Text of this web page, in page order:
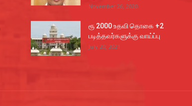
November 26, 2020
ரூ 2000 உதவி தொகை +2
படித்தவர்களுக்கு வாய்ப்பு
July 20, 2021